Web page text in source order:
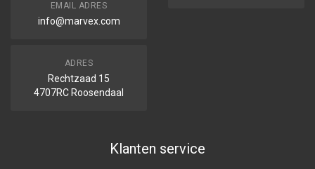
EMAIL ADRES
info@marvex.com
ADRES
Rechtzaad 15
4707RC Roosendaal
Klanten service